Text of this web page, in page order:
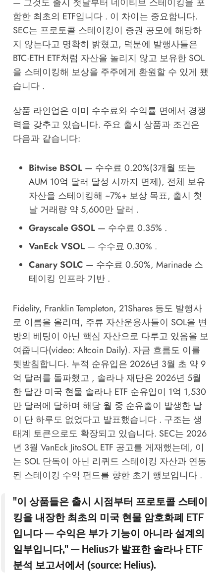
함한 최초의 ETF입니다 . 이 차이는 중요합니다.
SEC는 프로토콜 스테이킹이 증권 공모에 해당하
지 않는다고 명확히 밝혔고, 덕분에 발행사들은
BTC·ETH ETF처럼 자산을 놀리지 않고 보유한 SOL
을 스테이킹해 보상을 주주에게 환원할 수 있게 됐
습니다 .
상품 라인업은 이미 수수료와 수익률 면에서 경쟁
력을 갖추고 있습니다. 주요 출시 상품과 조건은
다음과 같습니다:
Bitwise BSOL— 수수료 0.20%(3개월 또는
AUM 10억 달러 달성 시까지 면제), 전체 보유
자산을 스테이킹해 ~7%+ 보상 목표, 출시 첫
날 거래량 약 5,600만 달러 .
Grayscale GSOL— 수수료 0.35% .
VanEck VSOL— 수수료 0.30% .
Canary SOLC — 수수료 0.50%, Marinade 스
테이킹 인프라 기반 .
Fidelity, Franklin Templeton, 21Shares 등도 발행사
로 이름을 올리며, 주류 자산운용사들이 SOL을 변
방의 베팅이 아닌 핵심 자산으로 다루고 있음을 보
여줍니다(video: Altcoin Daily). 자금 흐름도 이를
뒷받침합니다. 누적 순유입은 2026년 3월 초 약 9
억 달러를 돌파했고 , 솔라나 재단은 2026년 5월
한 달간 미국 현물 솔라나 ETF 순유입이 1억 1,530
만 달러에 달하며 해당 월 중 순유출이 발생한 날
이 단 하루도 없었다고 발표했습니다 . 구조는 생
태계 토큰으로도 확장되고 있습니다. SEC는 2026
년 3월 VanEck JitoSOL ETF 공고를 게재했는데, 이
는 SOL 단독이 아닌 리퀴드 스테이킹 자산과 연동
된 스테이킹 수익 펀드를 향한 초기 행보입니다 .
"이 상품들은 출시 시점부터 프로토콜 스테이
킹을 내장한 최초의 미국 현물 암호화폐 ETF
입니다 — 수익은 부가 기능이 아니라 설계의
일부입니다," — Helius가 발표한 솔라나 ETF
분석 보고서에서 (source: Helius).